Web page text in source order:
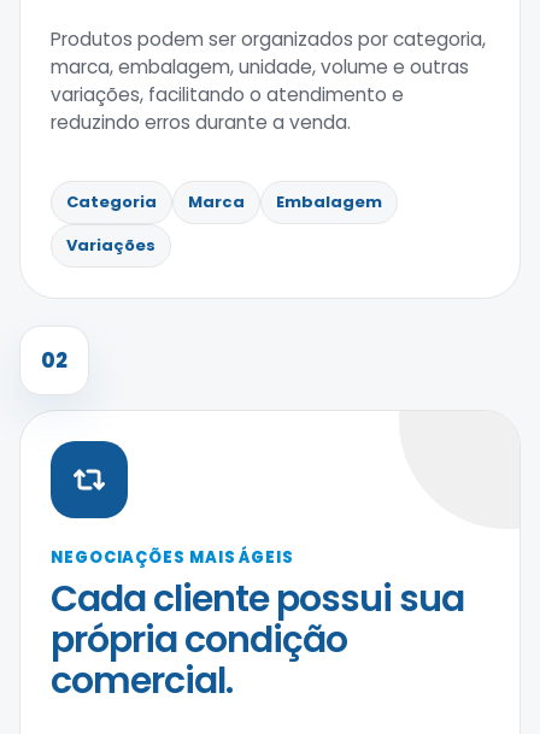
Produtos podem ser organizados por categoria,
marca, embalagem, unidade, volume e outras
variações, facilitando o atendimento e
reduzindo erros durante a venda.
Categoria Marca
Embalagem
Variações
02
NEGOCIAÇÕES MAIS ÁGEIS
Cada cliente possui sua
própria condição
comercial.